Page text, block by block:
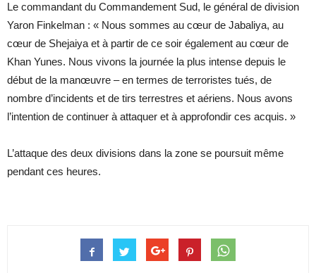
Le commandant du Commandement Sud, le général de division
Yaron Finkelman : « Nous sommes au cœur de Jabaliya, au
cœur de Shejaiya et à partir de ce soir également au cœur de
Khan Yunes. Nous vivons la journée la plus intense depuis le
début de la manœuvre – en termes de terroristes tués, de
nombre d’incidents et de tirs terrestres et aériens. Nous avons
l’intention de continuer à attaquer et à approfondir ces acquis. »
L’attaque des deux divisions dans la zone se poursuit même
pendant ces heures.